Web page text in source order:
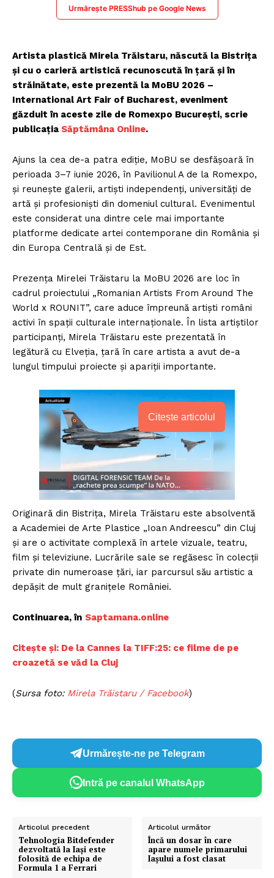
Urmărește PRESShub pe Google News
Artista plastică Mirela Trăistaru, născută la Bistrița
și cu o carieră artistică recunoscută în țară și în
străinătate, este prezentă la MoBU 2026 –
International Art Fair of Bucharest, eveniment
găzduit în aceste zile de Romexpo București, scrie
publicația Săptămâna Online.
Ajuns la cea de-a patra ediție, MoBU se desfășoară în
perioada 3–7 iunie 2026, în Pavilionul A de la Romexpo,
și reunește galerii, artiști independenți, universități de
artă și profesioniști din domeniul cultural. Evenimentul
este considerat una dintre cele mai importante
platforme dedicate artei contemporane din România și
din Europa Centrală și de Est.
Prezența Mirelei Trăistaru la MoBU 2026 are loc în
cadrul proiectului „Romanian Artists From Around The
World x ROUNIT”, care aduce împreună artiști români
activi în spații culturale internaționale. În lista artiștilor
participanți, Mirela Trăistaru este prezentată în
legătură cu Elveția, țară în care artista a avut de-a
lungul timpului proiecte și apariții importante.
Citește articolul
Originară din Bistrița, Mirela Trăistaru este absolventă
a Academiei de Arte Plastice „Ioan Andreescu” din Cluj
și are o activitate complexă în artele vizuale, teatru,
film și televiziune. Lucrările sale se regăsesc în colecții
private din numeroase țări, iar parcursul său artistic a
depășit de mult granițele României.
Continuarea, în Saptamana.online
Citește și: De la Cannes la TIFF:25: ce filme de pe
croazetă se văd la Cluj
(Sursa foto: Mirela Trăistaru / Facebook)
Urmărește-ne pe Telegram
Intră pe canalul WhatsApp
Articolul precedent
Tehnologia Bitdefender
dezvoltată la Iași este
folosită de echipa de
Formula 1 a Ferrari
Articolul următor
Încă un dosar în care
apare numele primarului
Iașului a fost clasat